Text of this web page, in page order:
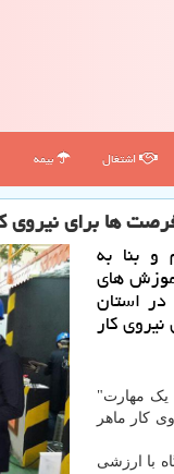
اشتغال بیمه
ها برای نیروی
و بنا به
های
در استان
كار
یک مهارت"
کار ماهر
با ارزشی